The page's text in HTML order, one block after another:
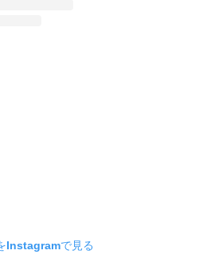
Instagramで見る